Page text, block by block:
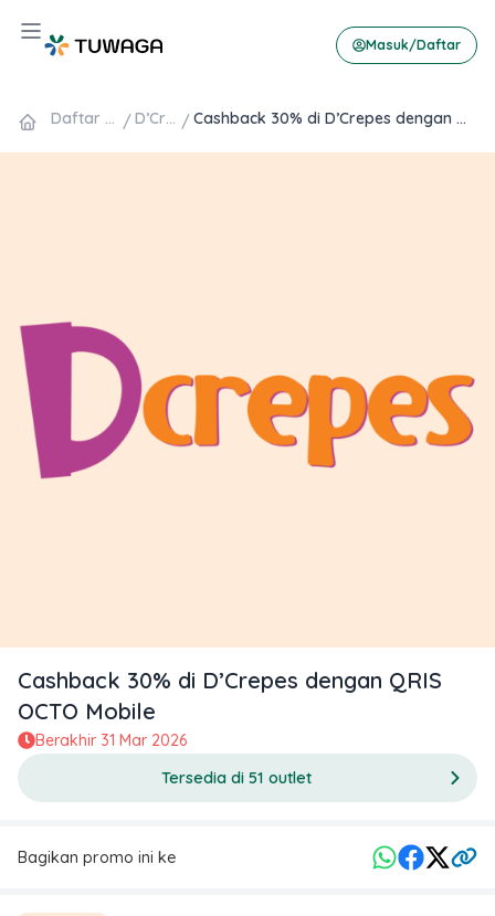
Hamburger Toggle Menu
Masuk/Daftar
Daftar Promo / D’Crepes / Cashback 30% di D’Crepes dengan QRIS OCTO Mobile
Cashback 30% di D’Crepes dengan QRIS
OCTO Mobile
Berakhir 31 Mar 2026
Tersedia di 51 outlet
Bagikan promo ini ke